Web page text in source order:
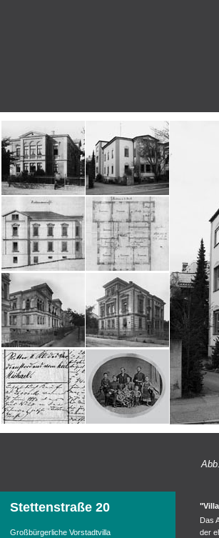
Stettenstraße 20
Großbürgerliche Vorstadtvilla
Das
der